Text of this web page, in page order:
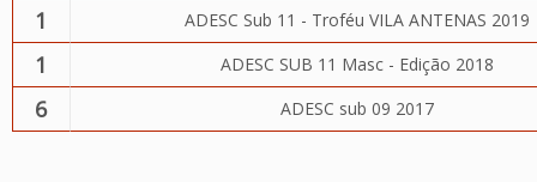
1 ADESC Sub 11 - Troféu VILA ANTENAS 2019
1 ADESC SUB 11 Masc - Edição 2018
6 ADESC sub 09 2017